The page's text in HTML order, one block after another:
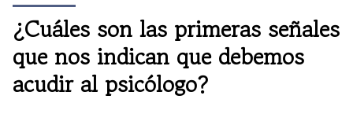
¿Cuáles son las primeras señales
que nos indican que debemos
acudir al psicólogo?